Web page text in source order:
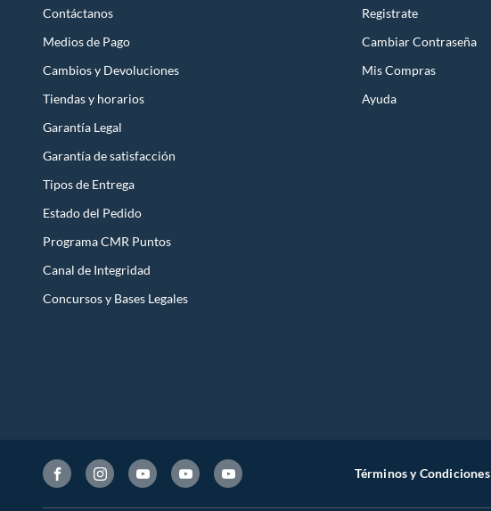
Contáctanos
Medios de Pago
Cambios y Devoluciones
Tiendas y horarios
Garantía Legal
Garantía de satisfacción
Tipos de Entrega
Estado del Pedido
Programa CMR Puntos
Canal de Integridad
Concursos y Bases Legales
Registrate
Cambiar Contraseña
Mis Compras
Ayuda
Términos y Condiciones